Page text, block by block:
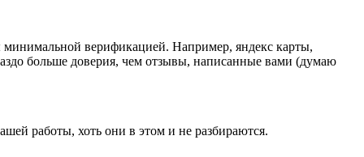
минимальной верификацией. Например, яндекс карты,
больше доверия, чем отзывы, написанные вами (думаю
работы, хоть они в этом и не разбираются.